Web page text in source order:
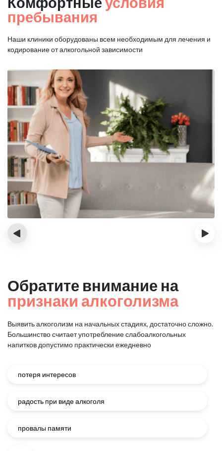
пребывания
Наши клиники оборудованы всем необходимым для лечения и
кодирование от алкогольной зависимости
‹ ›
Обратите внимание на
признаки алкоголизма
Выявить алкоголизм на начальных стадиях, достаточно сложно.
Большинство считает употребление слабоалкогольных
напитков допустимо практически ежедневно
потеря интересов
радость при виде алкоголя
провалы памяти